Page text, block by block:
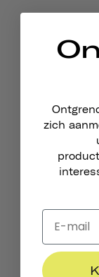
zich